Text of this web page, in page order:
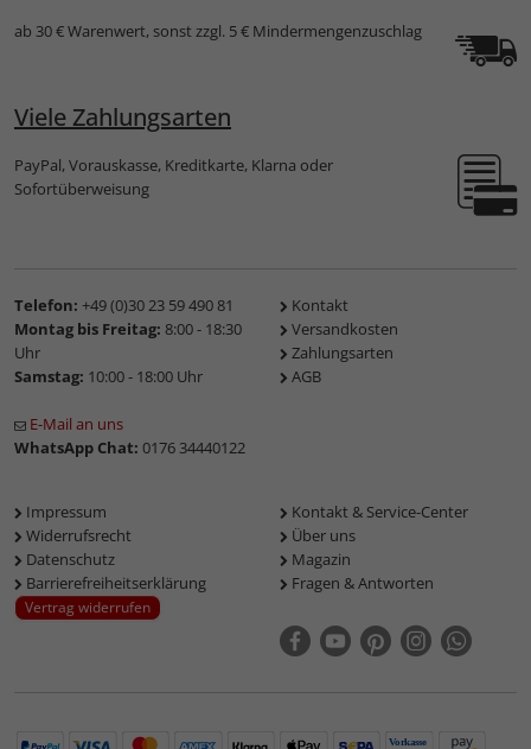
ab 30 € Warenwert, sonst zzgl. 5 € Mindermengenzuschlag
Viele Zahlungsarten
PayPal, Vorauskasse, Kreditkarte, Klarna oder
Sofortüberweisung
Telefon: +49 (0)30 23 59 490 81
Montag bis Freitag: 8:00 - 18:30
Uhr
Samstag: 10:00 - 18:00 Uhr
E-Mail an uns
WhatsApp Chat: 0176 34440122
Kontakt
Versandkosten
Zahlungsarten
AGB
Impressum
Widerrufsrecht
Datenschutz
Barrierefreiheitserklärung
Vertrag widerrufen
Kontakt & Service-Center
Über uns
Magazin
Fragen & Antworten